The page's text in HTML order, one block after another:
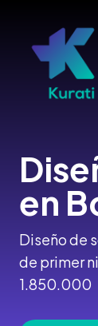
contenido
en
Diseño de
de primer
1.850.000